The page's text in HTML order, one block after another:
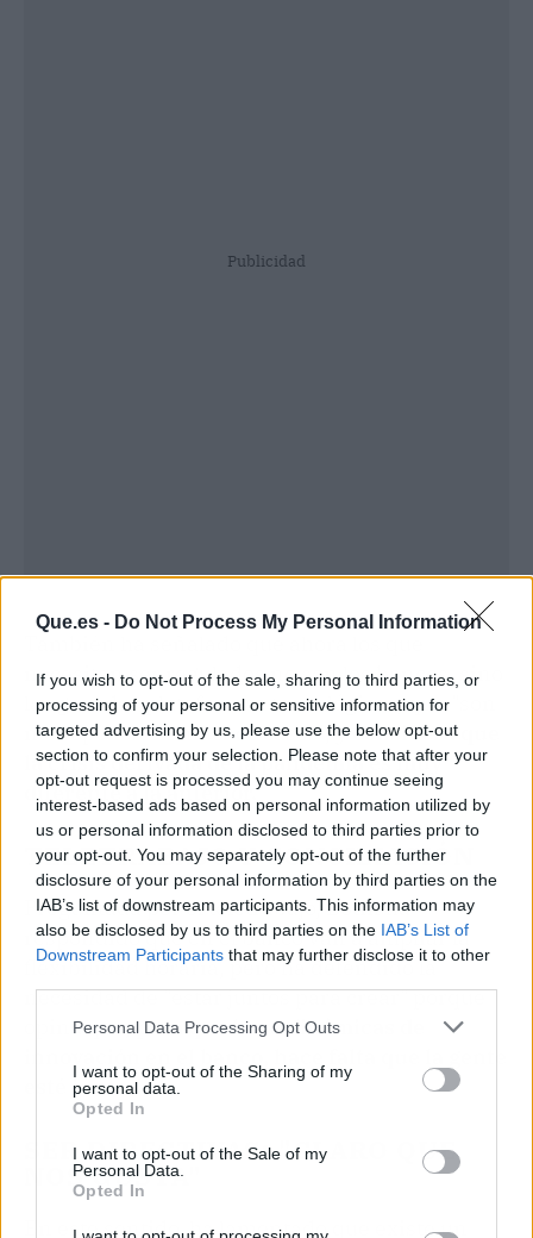
Que.es - Do Not Process My Personal Information
If you wish to opt-out of the sale, sharing to third parties, or
processing of your personal or sensitive information for
targeted advertising by us, please use the below opt-out
section to confirm your selection. Please note that after your
opt-out request is processed you may continue seeing
interest-based ads based on personal information utilized by
us or personal information disclosed to third parties prior to
your opt-out. You may separately opt-out of the further
disclosure of your personal information by third parties on the
IAB’s list of downstream participants. This information may
also be disclosed by us to third parties on the IAB’s List of
Downstream Participants that may further disclose it to other
Personal Data Processing Opt Outs
I want to opt-out of the Sharing of my
personal data.
Opted In
I want to opt-out of the Sale of my
Personal Data.
Opted In
Publicidad
necesitan ser regulados no son los bancos, sino
las grandes plataformas tecnológicas, que "son
monopolios en muchos casos",y considera que
la crisis derivada de la pandemia es muy
diferente a la anterior.
TELETRABAJO Y CONCILIACIÓN
Preguntada por el teletrabajo, Botín ha
respondido que en el banco van a ampliar la
flexibilidad horaria, pero ha defendido la
necesidad de "estar juntos para crear" porque
opina que,para que haya dinámicas de
esté junta.
SER DIRECTIVAS: "CLARO QUE
NOS GUSTA"
En este sentido, ha lamentado que existe un